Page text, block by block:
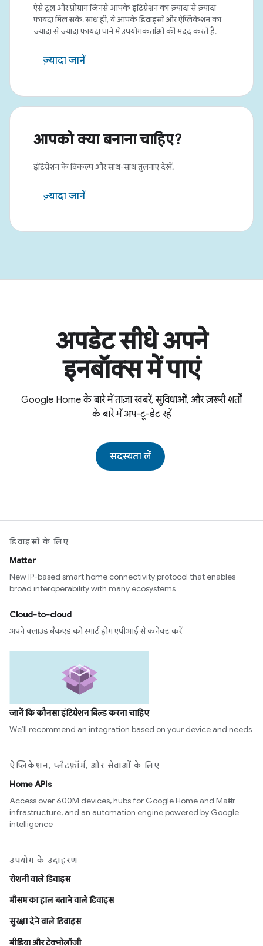
ऐसे टूल और प्रोग्राम जिनसे आपके इंटिग्रेशन का ज़्यादा से ज़्यादा
फ़ायदा मिल सके. साथ ही, ये आपके डिवाइसों और ऐप्लिकेशन का
ज़्यादा से ज़्यादा फ़ायदा पाने में उपयोगकर्ताओं की मदद करते हैं.
ज़्यादा जानें
आपको क्या बनाना चाहिए?
इंटिग्रेशन के विकल्प और साथ-साथ तुलनाएं देखें.
ज़्यादा जानें
अपडेट सीधे अपने
इनबॉक्स में पाएं
Google Home के बारे में ताज़ा खबरें, सुविधाओं, और ज़रूरी शर्तों
के बारे में अप-टू-डेट रहें
सदस्यता लें
डिवाइसों के लिए
Matter
New IP-based smart home connectivity protocol that enables
broad interoperability with many ecosystems
Cloud-to-cloud
अपने क्लाउड बैकएंड को स्मार्ट होम एपीआई से कनेक्ट करें
जानें कि कौनसा इंटिग्रेशन बिल्ड करना चाहिए
We’ll recommend an integration based on your device and needs
ऐप्लिकेशन, प्लैटफ़ॉर्म, और सेवाओं के लिए
Home APIs
Access over 600M devices, hubs for Google Home and Matter
infrastructure, and an automation engine powered by Google
intelligence
उपयोग के उदाहरण
रोशनी वाले डिवाइस
मौसम का हाल बताने वाले डिवाइस
सुरक्षा देने वाले डिवाइस
मीडिया और टेक्नोलॉजी